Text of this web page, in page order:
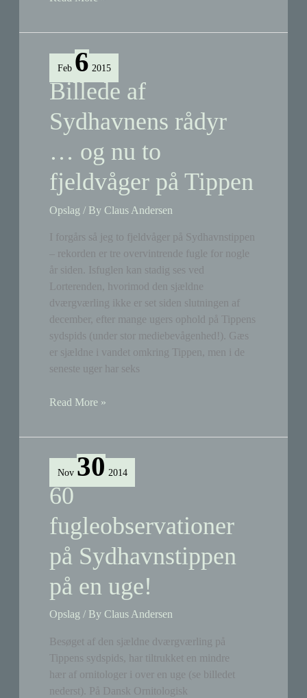
får
Sydhavnstippen
Feb 6 2015
Billede af
Sydhavnens rådyr
… og nu to
fjeldvåger på Tippen
Opslag / ByClaus Andersen
I forgårs så jeg to fjeldvåger på Sydhavnstippen
– rekorden er tre overvintrende fugle for nogle
år siden. Isfuglen kan stadig ses ved
Lorterenden, hvorimod den sjældne
dværgværling ikke er set siden slutningen af
december, efter mange ugers ophold på Tippens
sydspids (under stor mediebevågenhed!). Gæs
er sjældne i vandet omkring Tippen, men i de
seneste uger har seks
Billede
Sydhavnens
…
nu
to
fjeldvåger
Tippen
Read More »
Nov 30 2014
60
fugleobservationer
på Sydhavnstippen
på en uge!
Opslag / ByClaus Andersen
Besøget af den sjældne dværgværling på
Tippens sydspids, har tiltrukket en mindre
hær af ornitologer i over en uge (se billedet
nederst). På Dansk Ornitologisk